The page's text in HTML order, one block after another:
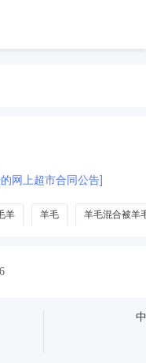
网上超市合同公告]
羊 羊毛 羊毛混合被羊